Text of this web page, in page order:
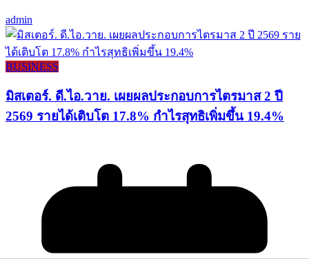
admin
BUSINESS
มิสเตอร์. ดี.ไอ.วาย. เผยผลประกอบการไตรมาส 2 ปี
2569 รายได้เติบโต 17.8% กำไรสุทธิเพิ่มขึ้น 19.4%